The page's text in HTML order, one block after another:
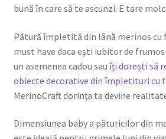
bună în care să te ascunzi. E tare
Pătură împletită din lână merinos cu
must have daca eşti iubitor de
un asemenea cadou sau îţi doreşti să
obiecte decorative din împletituri cu
MerinoCraft dorinţa ta devine
Dimensiunea baby a păturicilor din